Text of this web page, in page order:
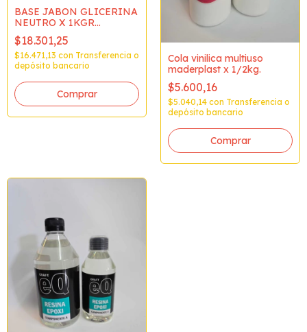
BASE JABON GLICERINA
NEUTRO X 1KGR
(MIN12K PACK
CERRADO)
$18.301,25
$16.471,13 con Transferencia o
depósito bancario
Cola vinilica multiuso
maderplast x 1/2kg.
$5.600,16
$5.040,14 con Transferencia o
depósito bancario